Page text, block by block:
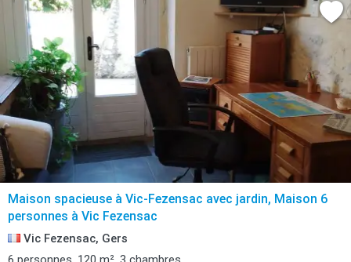
Maison spacieuse à Vic-Fezensac avec jardin, Maison 6
personnes à Vic Fezensac
Vic Fezensac, Gers